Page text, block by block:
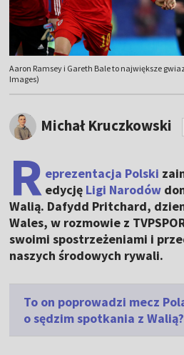
Aaron Ramsey i Gareth Bale to największe
Images)
Michał Kruczkowski
R eprezentacja Polski
edycję Ligi Narodów
Walią. Dafydd Pritchard,
Wales, w rozmowie z
swoimi spostrzeżeniami i
naszych środowych rywali.
To on poprowadzi mecz
o sędzim spotkania z Walią?